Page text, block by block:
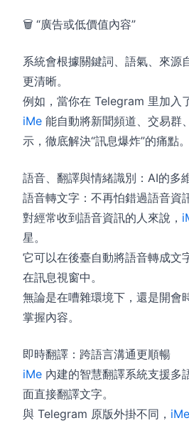
🗑 “廣告或低價值內容”
系統會根據關鍵詞、語氣、來源
更清晰。
例如，當你在 Telegram 里加入
iMe 能自動將新聞頻道、交易群
示，徹底解決“訊息爆炸”的痛點。
語音、翻譯與情緒識別：AI的多
語音轉文字：不再怕錯過語音資
對經常收到語音資訊的人來說，
星。
它可以在後臺自動將語音轉成文
在訊息視窗中。
無論是在嘈雜環境下，還是開會
掌握內容。
即時翻譯：跨語言溝通更順暢
iMe 內建的智慧翻譯系統支援多
面直接翻譯文字。
與 Telegram 原版外掛不同， iMe